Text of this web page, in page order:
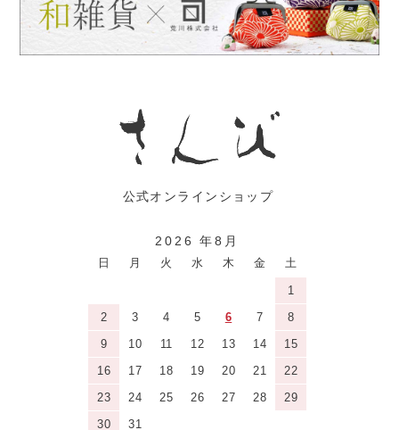
2026 年8月
日 月 火 水 木 金 土
1
2
3 4 5 6 7
8
9
10 11 12 13 14
15
16
17 18 19 20 21
22
23
24 25 26 27 28
29
30
31